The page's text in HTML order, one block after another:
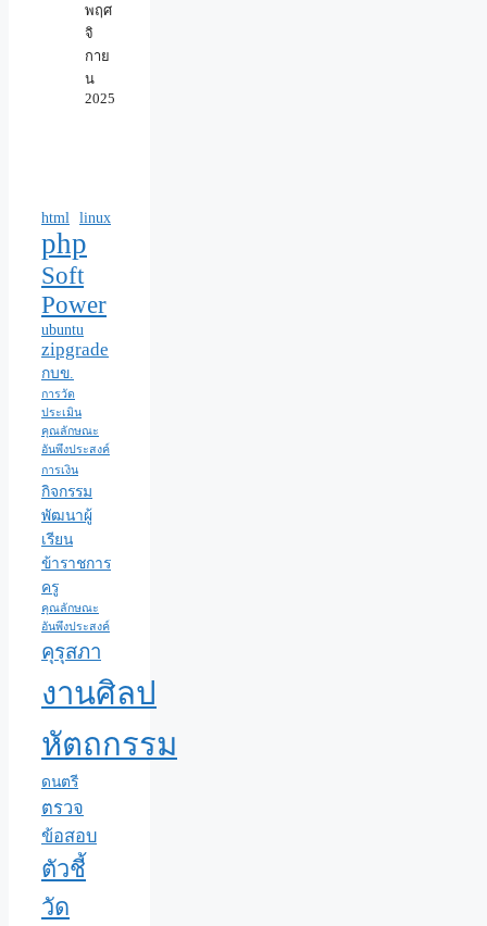
พฤศ
จิ
กาย
น
2025
html linux
php
Soft
Power
ubuntu
zipgrade
กบข.
การวัด
ประเมิน
คุณลักษณะ
อันพึงประสงค์
การเงิน
กิจกรรม
พัฒนาผู้
เรียน
ข้าราชการ
ครู
คุณลักษณะ
อันพึงประสงค์
คุรุสภา
งานศิลป
หัตถกรรม
ดนตรี
ตรวจ
ข้อสอบ
ตัวชี้
วัด